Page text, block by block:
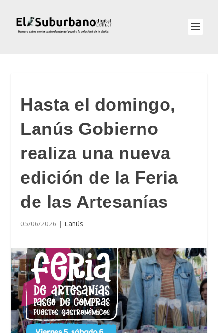
Hasta el domingo,
Lanús Gobierno
realiza una nueva
edición de la Feria
de las Artesanías
05/06/2026 | Lanús